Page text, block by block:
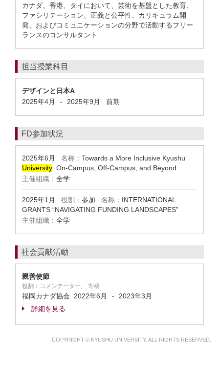
カナダ、香港、タイにおいて、芸術を基盤とした教育、
ファシリテーション、正義と公平性、カリキュラム開
発、およびコミュニケーションの分野で活動するフリー
ランスのコンサルタント
担当授業科目
デザインと日本A
2025年4月
- 2025年9月 前期
FD参加状況
2025年6月 名称： Towards a More Inclusive Kyushu
University: On-Campus, Off-Campus, and Beyond
主催組織： 全学
2025年1月 役割： 参加 名称： INTERNATIONAL
GRANTS “NAVIGATING FUNDING LANDSCAPES”
主催組織： 全学
社会貢献活動
親善使節
役割： コメンテーター, 寄稿
福岡カナダ協会 2022年6月 -
2023年3月
詳細を見る
COPYRIGHT © KYUSHU UNIVERSITY. ALL RIGHTS RESERVED.